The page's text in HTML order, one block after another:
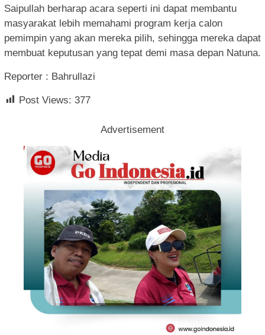
Saipullah berharap acara seperti ini dapat membantu
masyarakat lebih memahami program kerja calon
pemimpin yang akan mereka pilih, sehingga mereka dapat
membuat keputusan yang tepat demi masa depan Natuna.
Reporter : Bahrullazi
Post Views: 377
Advertisement